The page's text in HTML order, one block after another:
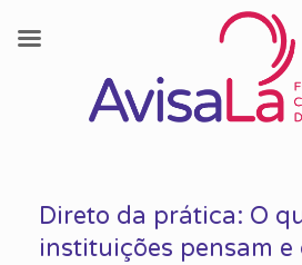
contentDireto da prática: O
instituições pensam e